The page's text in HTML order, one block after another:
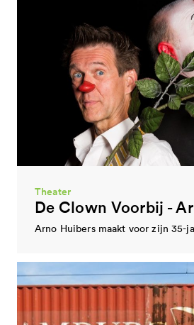
Urban Cluster
Emoves
BROET
Theater
De Clown Voorbij -